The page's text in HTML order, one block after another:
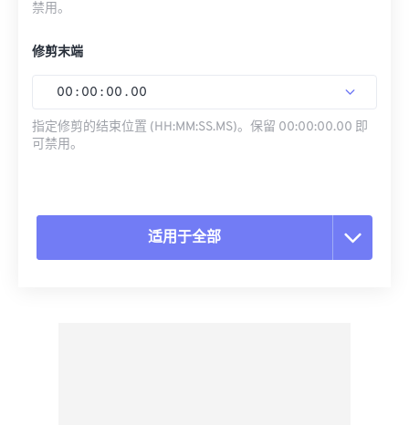
禁用。
修剪末端
00 : 00 : 00 . 00
指定修剪的结束位置 (HH:MM:SS.MS)。保留 00:00:00.00 即
可禁用。
适用于全部